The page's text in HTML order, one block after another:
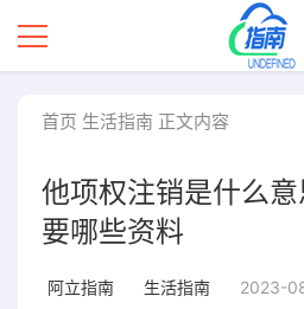
首页 生活指南 正文内容
他项权注销是什么
要哪些资料
阿立指南 生活指南
2023-